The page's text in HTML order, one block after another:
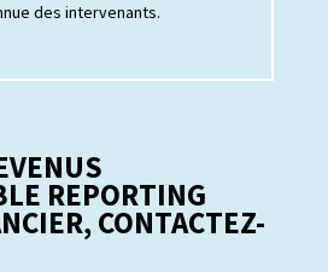
des intervenants.
REPORTING
CONTACTEZ-